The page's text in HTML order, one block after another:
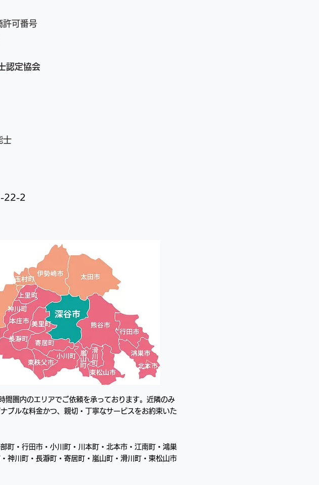
許可番号
認定協会
士
22-2
間圏内のエリアでご依頼を承っております。近隣のみ
ブルな料金かつ、親切・丁寧なサービスをお約束いた
町・行田市・小川町・川本町・北本市・江南町・鴻巣
神川町・長瀞町・寄居町・嵐山町・滑川町・東松山市